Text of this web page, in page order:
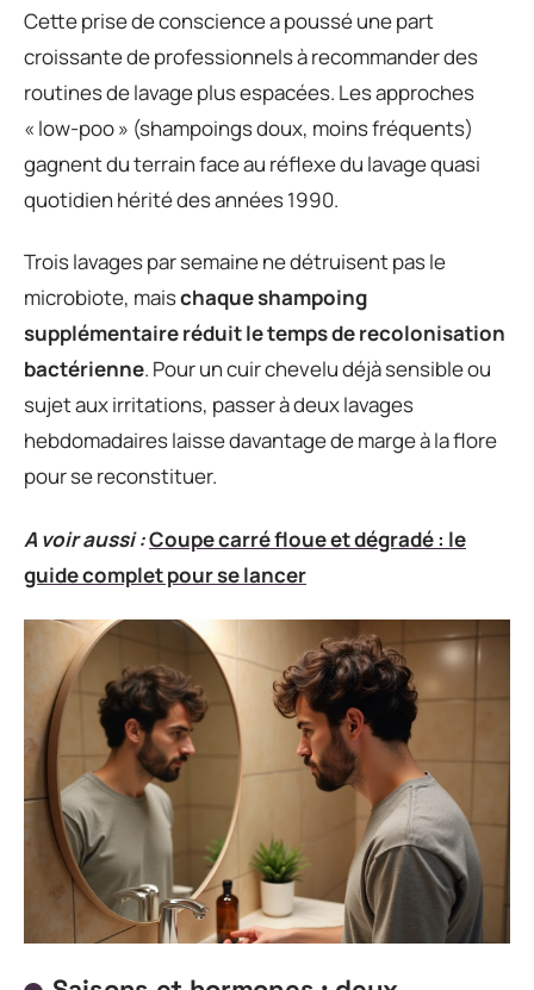
Cette prise de conscience a poussé une part
croissante de professionnels à recommander des
routines de lavage plus espacées. Les approches
« low-poo » (shampoings doux, moins fréquents)
gagnent du terrain face au réflexe du lavage quasi
quotidien hérité des années 1990.
Trois lavages par semaine ne détruisent pas le
microbiote, maischaque shampoing
supplémentaire réduit le temps de recolonisation
bactérienne. Pour un cuir chevelu déjà sensible ou
sujet aux irritations, passer à deux lavages
hebdomadaires laisse davantage de marge à la flore
pour se reconstituer.
A voir aussi :Coupe carré floue et dégradé : le
guide complet pour se lancer